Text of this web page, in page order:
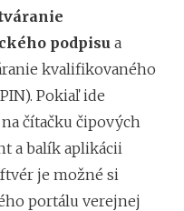
podpisu a
kvalifikovaného
Pokiaľ ide
čítačku čipových
a balík aplikácii
je možné si
portálu verejnej